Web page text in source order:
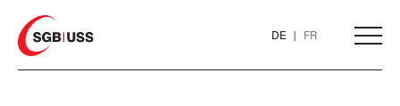
Home
DE FR